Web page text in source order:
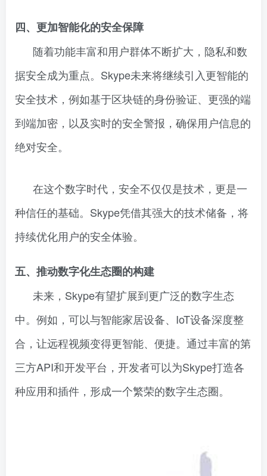
四、更加智能化的安全保障
随着功能丰富和用户群体不断扩大，隐私和数
据安全成为重点。Skype未来将继续引入更智能的
安全技术，例如基于区块链的身份验证、更强的端
到端加密，以及实时的安全警报，确保用户信息的
绝对安全。
在这个数字时代，安全不仅仅是技术，更是一
种信任的基础。Skype凭借其强大的技术储备，将
持续优化用户的安全体验。
五、推动数字化生态圈的构建
未来，Skype有望扩展到更广泛的数字生态
中。例如，可以与智能家居设备、IoT设备深度整
合，让远程视频变得更智能、便捷。通过丰富的第
三方API和开发平台，开发者可以为Skype打造各
种应用和插件，形成一个繁荣的数字生态圈。